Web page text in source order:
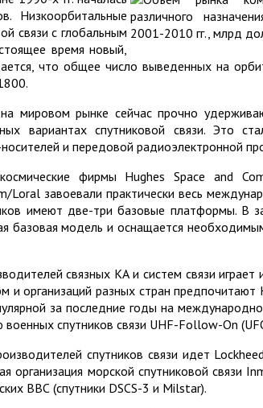
Низкоорбитальные
связи с глобальным
время новый,
что общее число выведенных на
мировом рынке сейчас прочно
вариантах спутниковой связи. Это
и передовой радиоэлектронной
фирмы Hughes Space and
Loral завоевали практически весь
имеют две-три базовые платформы. В
базовая модель и оснащается
связных КА и систем связи играет
и организаций разных стран
за последние годы на
спутников связи UHF-Follow-On
спутников связи идет
морской спутниковой связи
ВВС (спутники DSCS-3 и Milstar).